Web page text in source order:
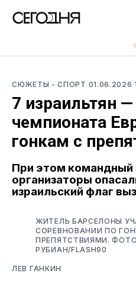
СЮЖЕТЫ - СПОРТ 01.06.2026
7 израильтян
чемпионата
гонкам с
При этом командный
организаторы
израильский флаг
ЖИТЕЛЬ БАРСЕЛОНЫ
СОРЕВНОВАНИИ ПО
ПРЕПЯТСТВИЯМИ.
РУБИАН/FLASH90
ЛЕВ ГАНКИН